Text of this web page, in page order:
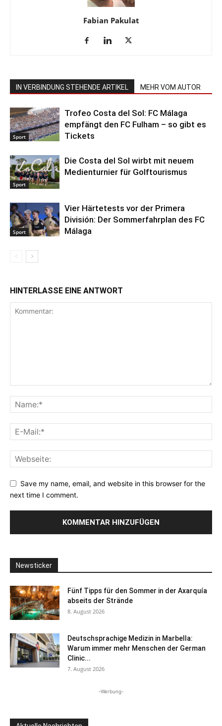
Fabian Pakulat
IN VERBINDUNG STEHENDE ARTIKEL MEHR VOM AUTOR
Sport
Trofeo Costa del Sol: FC Málaga
empfängt den FC Fulham – so gibt es
Tickets
Sport
Die Costa del Sol wirbt mit neuem
Medienturnier für Golftourismus
Sport
Vier Härtetests vor der Primera
División: Der Sommerfahrplan des FC
Málaga
HINTERLASSE EINE ANTWORT
Save my name, email, and website in this browser for the
next time I comment.
Newsticker
Fünf Tipps für den Sommer in der Axarquía
abseits der Strände
8. August 2026
Deutschsprachige Medizin in Marbella:
Warum immer mehr Menschen der German
Clinic...
7. August 2026
-Werbung-